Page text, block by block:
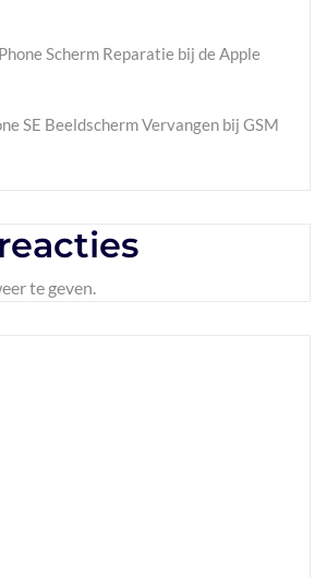
Scherm Reparatie bij de Apple
SE Beeldscherm Vervangen bij GSM
te geven.